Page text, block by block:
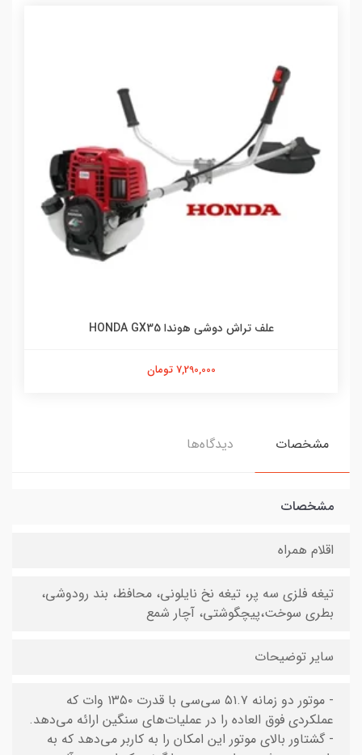
علف تراش دوشی هوندا HONDA GX35
7,290,000 تومان
مشخصات دیدگاه‌ها
مشخصات
اقلام همراه
تیغه فلزی سه پر، تیغه نخ نایلونی، محافظ، بند رودوشی،
بطری سوخت،پیچگوشتی، آچار شمع
سایر توضیحات
- موتور دو زمانه ۵۱.۷ سی‌سی با قدرت ۱۳۵۰ وات که
عملکردی فوق العاده را در عملیات‌های سنگین ارائه می‌دهد.
- گشتاور بالای موتور این امکان را به کاربر می‌دهد که به